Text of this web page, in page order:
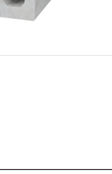
898,00 zł